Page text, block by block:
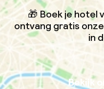
🎁 Boek je hotel
ontvang gratis
in
Bekijk